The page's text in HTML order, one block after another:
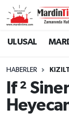
ULUSAL
HABERLER
If ²
Mardin
Mardin
Mardin